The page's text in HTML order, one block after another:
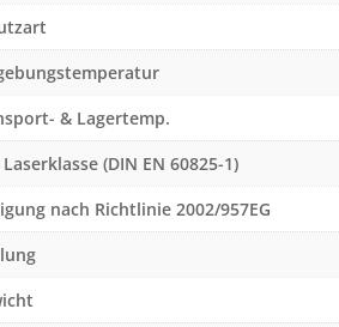
& Lagertemp.
Laserklasse (DIN EN 60825-1)
nach Richtlinie 2002/957EG